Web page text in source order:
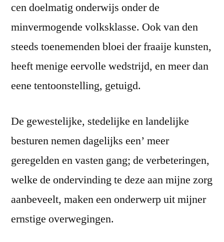
cen doelmatig onderwijs onder de
minvermogende volksklasse. Ook van den
steeds toenemenden bloei der fraaije kunsten,
heeft menige eervolle wedstrijd, en meer dan
eene tentoonstelling, getuigd.
De gewestelijke, stedelijke en landelijke
besturen nemen dagelijks een’ meer
geregelden en vasten gang; de verbeteringen,
welke de ondervinding te deze aan mijne zorg
aanbeveelt, maken een onderwerp uit mijner
ernstige overwegingen.